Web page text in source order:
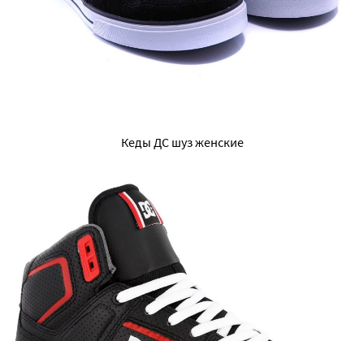
Кеды ДС шуз женские